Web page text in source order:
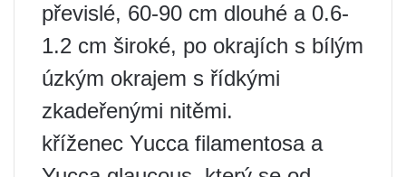
převislé, 60-90 cm dlouhé a 0.6-
1.2 cm široké, po okrajích s bílým
úzkým okrajem s řídkými
zkadeřenými nitěmi.
kříženec Yucca filamentosa a